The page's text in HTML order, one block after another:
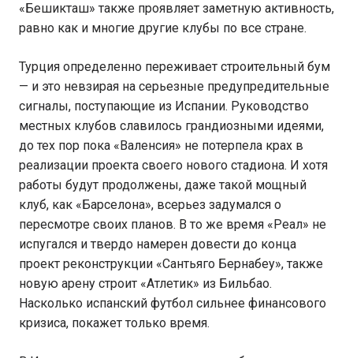
«Бешикташ» также проявляет заметную активность,
равно как и многие другие клубы по все стране.
Турция определенно переживает строительный бум
— и это невзирая на серьезные предупредительные
сигналы, поступающие из Испании. Руководство
местных клубов славилось грандиозными идеями,
до тех пор пока «Валенсия» не потерпела крах в
реализации проекта своего нового стадиона. И хотя
работы будут продолжены, даже такой мощный
клуб, как «Барселона», всерьез задумался о
пересмотре своих планов. В то же время «Реал» не
испугался и твердо намерен довести до конца
проект реконструкции «Сантьяго Бернабеу», также
новую арену строит «Атлетик» из Бильбао.
Насколько испанский футбол сильнее финансового
кризиса, покажет только время.